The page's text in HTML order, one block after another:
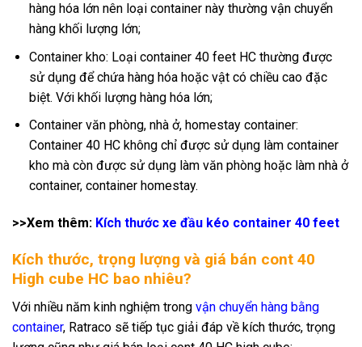
hàng hóa lớn nên loại container này thường vận chuyển
hàng khối lượng lớn;
Container kho: Loại container 40 feet HC thường được
sử dụng để chứa hàng hóa hoặc vật có chiều cao đặc
biệt. Với khối lượng hàng hóa lớn;
Container văn phòng, nhà ở, homestay container:
Container 40 HC không chỉ được sử dụng làm container
kho mà còn được sử dụng làm văn phòng hoặc làm nhà ở
container, container homestay.
>>Xem thêm: Kích thước xe đầu kéo container 40 feet
Kích thước, trọng lượng và giá bán cont 40
High cube HC bao nhiêu?
Với nhiều năm kinh nghiệm trong vận chuyển hàng bằng
container, Ratraco sẽ tiếp tục giải đáp về kích thước, trọng